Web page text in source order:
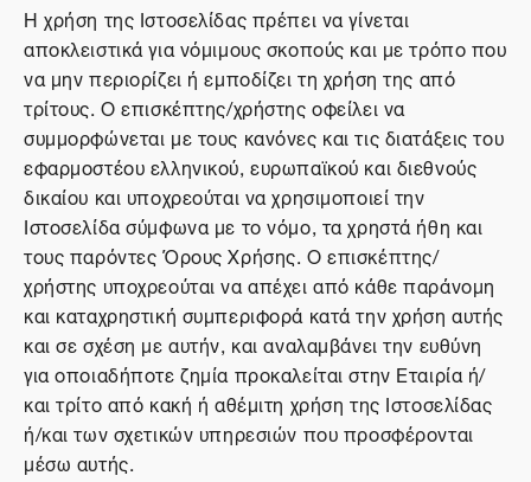
Η χρήση της Ιστοσελίδας πρέπει να γίνεται
αποκλειστικά για νόμιμους σκοπούς και με τρόπο που
να μην περιορίζει ή εμποδίζει τη χρήση της από
τρίτους. Ο επισκέπτης/χρήστης οφείλει να
συμμορφώνεται με τους κανόνες και τις διατάξεις του
εφαρμοστέου ελληνικού, ευρωπαϊκού και διεθνούς
δικαίου και υποχρεούται να χρησιμοποιεί την
Ιστοσελίδα σύμφωνα με το νόμο, τα χρηστά ήθη και
τους παρόντες Όρους Χρήσης. Ο επισκέπτης/
χρήστης υποχρεούται να απέχει από κάθε παράνομη
και καταχρηστική συμπεριφορά κατά την χρήση αυτής
και σε σχέση με αυτήν, και αναλαμβάνει την ευθύνη
για οποιαδήποτε ζημία προκαλείται στην Εταιρία ή/
και τρίτο από κακή ή αθέμιτη χρήση της Ιστοσελίδας
ή/και των σχετικών υπηρεσιών που προσφέρονται
μέσω αυτής.